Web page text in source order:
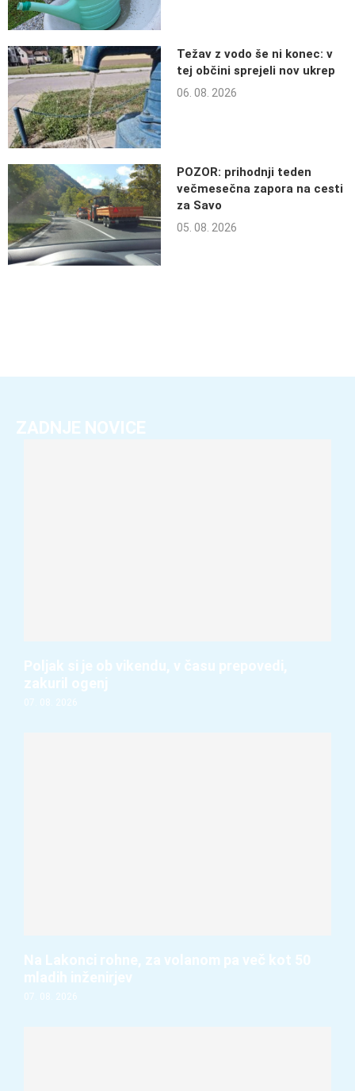
Težav z vodo še ni konec: v
tej občini sprejeli nov ukrep
06. 08. 2026
POZOR: prihodnji teden
večmesečna zapora na cesti
za Savo
05. 08. 2026
ZADNJE NOVICE
Poljak si je ob vikendu, v času prepovedi,
zakuril ogenj
07. 08. 2026
Na Lakonci rohne, za volanom pa več kot 50
mladih inženirjev
07. 08. 2026